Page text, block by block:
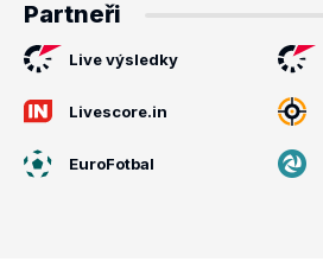
Partneři
Live výsledky
Livescore.in
EuroFotbal